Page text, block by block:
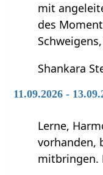
mit
des
Shankara
11.09.2026 -
Lerne,
vorhanden,
mitbringen.